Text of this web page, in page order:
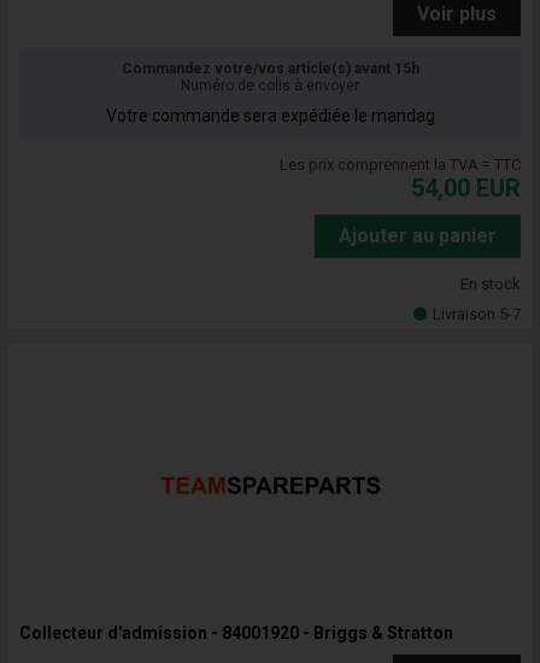
Voir plus
Commandez votre/vos article(s) avant 15h
Numéro de colis à envoyer
Votre commande sera expédiée le mandag
Les prix comprennent la TVA = TTC
54,00 EUR
Ajouter au panier
En stock
Livraison 5-7
Collecteur d'admission - 84001920 - Briggs & Stratton